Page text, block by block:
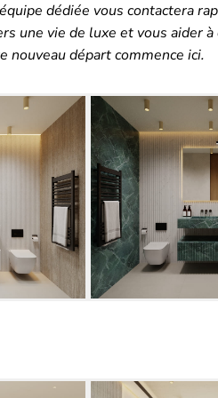
dédiée vous contactera
une vie de luxe et vous
nouveau départ commence ici.